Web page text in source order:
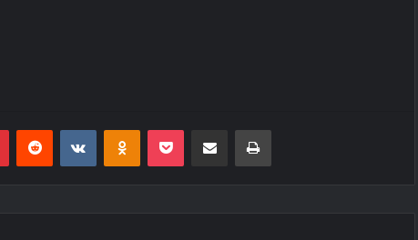
PinterestReddit VKontakteOdnoklassniki
Pocket E-Posta ile paylaş Yazdır